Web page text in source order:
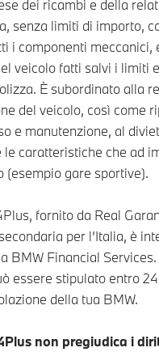
dei ricambi e della
senza limiti di importo,
i componenti meccanici,
veicolo fatti salvi i limiti
È subordinato alla
del veicolo, così come
e manutenzione, al
le caratteristiche che ad
(esempio gare sportive).
fornito da Real
per l’Italia, è
BMW Financial
essere stipulato entro
della tua BMW.
non pregiudica i